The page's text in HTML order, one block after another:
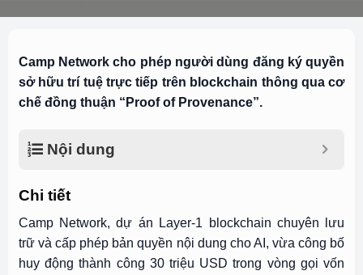
Camp Network cho phép người dùng đăng ký quyền
sở hữu trí tuệ trực tiếp trên blockchain thông qua cơ
chế đồng thuận “Proof of Provenance”.
Nội dung
Chi tiết
Camp Network, dự án Layer-1 blockchain chuyên lưu
trữ và cấp phép bản quyền nội dung cho AI, vừa công bố
huy động thành công 30 triệu USD trong vòng gọi vốn